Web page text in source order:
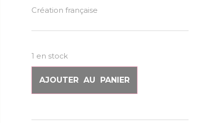
Création française
1 en stock
AJOUTER AU PANIER